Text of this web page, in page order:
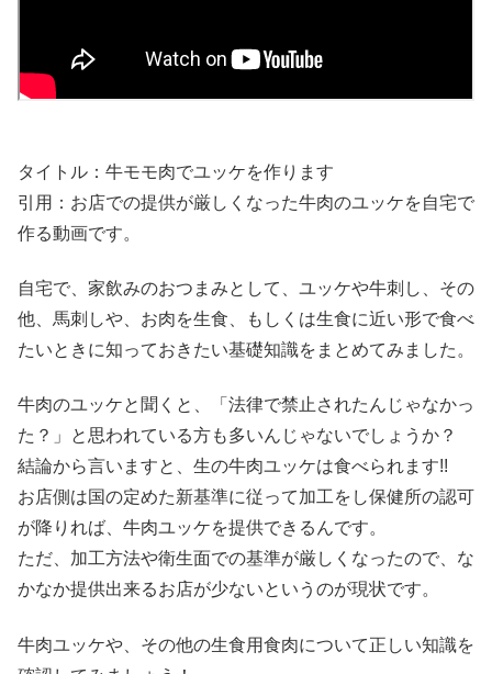
タイトル：牛モモ肉でユッケを作ります
引用：お店での提供が厳しくなった牛肉のユッケを自宅で
作る動画です。
自宅で、家飲みのおつまみとして、ユッケや牛刺し、その
他、馬刺しや、お肉を生食、もしくは生食に近い形で食べ
たいときに知っておきたい基礎知識をまとめてみました。
牛肉のユッケと聞くと、「法律で禁止されたんじゃなかっ
た？」と思われている方も多いんじゃないでしょうか？
結論から言いますと、生の牛肉ユッケは食べられます!!
お店側は国の定めた新基準に従って加工をし保健所の認可
が降りれば、牛肉ユッケを提供できるんです。
ただ、加工方法や衛生面での基準が厳しくなったので、な
かなか提供出来るお店が少ないというのが現状です。
牛肉ユッケや、その他の生食用食肉について正しい知識を